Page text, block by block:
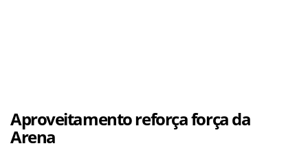
Aproveitamento reforça força da
Arena